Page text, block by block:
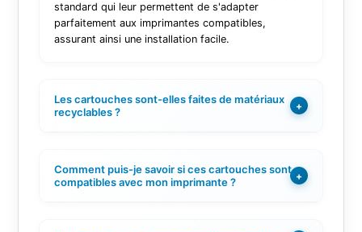
standard qui leur permettent de s'adapter
parfaitement aux imprimantes compatibles,
assurant ainsi une installation facile.
Les cartouches sont-elles faites de matériaux
recyclables ?
+
Comment puis-je savoir si ces cartouches sont
compatibles avec mon imprimante ?
+